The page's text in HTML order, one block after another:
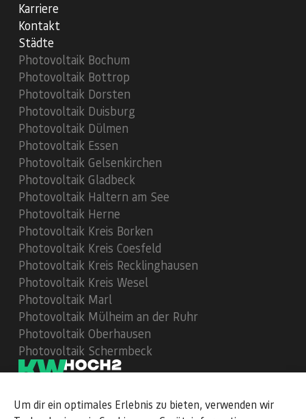
Um dir ein optimales Erlebnis zu bieten, verwenden wir
Karriere
Kontakt
Städte
Photovoltaik Bochum
Photovoltaik Bottrop
Photovoltaik Dorsten
Photovoltaik Duisburg
Photovoltaik Dülmen
Photovoltaik Essen
Photovoltaik Gelsenkirchen
Photovoltaik Gladbeck
Photovoltaik Haltern am See
Photovoltaik Herne
Photovoltaik Kreis Borken
Photovoltaik Kreis Coesfeld
Photovoltaik Kreis Recklinghausen
Photovoltaik Kreis Wesel
Photovoltaik Marl
Photovoltaik Mülheim an der Ruhr
Photovoltaik Oberhausen
Photovoltaik Schermbeck